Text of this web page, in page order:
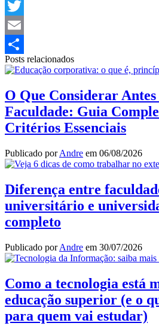
LinkedIn
Twitter
Email
Share
Posts relacionados
O Que Considerar
Faculdade: Guia
Critérios Essenciais
Publicado porAndre em 06/08/2026
Diferença entre
universitário e
completo
Publicado porAndre em 30/07/2026
Como a tecnologia está
educação superior (e o
para quem vai estudar)